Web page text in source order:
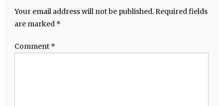
Your email address will not be published. Required fields
are marked *
Comment *